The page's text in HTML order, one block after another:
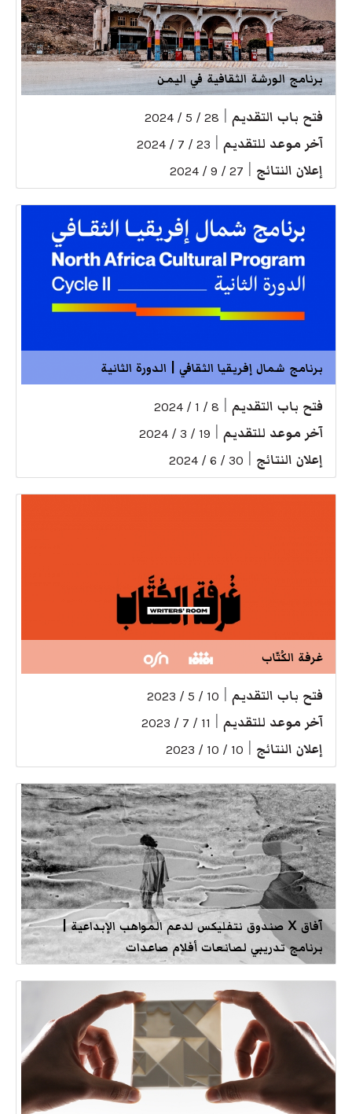
برنامج الورشة الثقافية في اليمن
فتح باب التقديم 28 / 5 / 2024
آخر موعد للتقديم 23 / 7 / 2024
إعلان النتائج 27 / 9 / 2024
برنامج شمال إفريقيا الثقافي | الدورة الثانية
فتح باب التقديم 8 / 1 / 2024
آخر موعد للتقديم 19 / 3 / 2024
إعلان النتائج 30 / 6 / 2024
غرفة الكُتّاب
فتح باب التقديم 10 / 5 / 2023
آخر موعد للتقديم 11 / 7 / 2023
إعلان النتائج 10 / 10 / 2023
آفاق X صندوق نتفليكس لدعم المواهب الإبداعية |
برنامج تدريبي لصانعات أفلام صاعدات